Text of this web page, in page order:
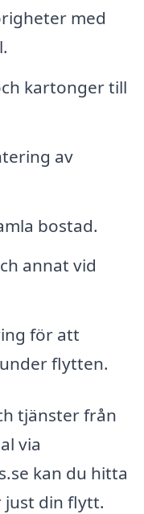
med
kartonger till
av
bostad.
annat vid
för att
flytten.
tjänster från
via
kan du hitta
just din flytt.